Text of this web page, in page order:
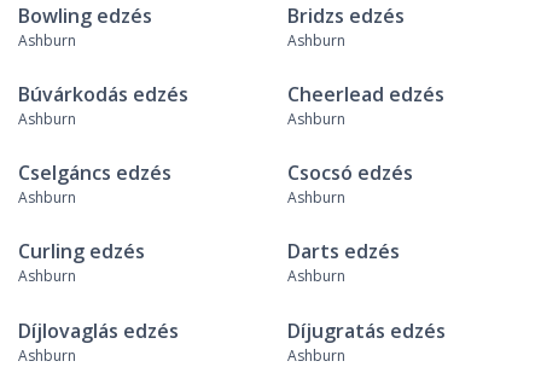
Bowling edzés
Ashburn
Bridzs edzés
Ashburn
Búvárkodás edzés
Ashburn
Cheerlead edzés
Ashburn
Cselgáncs edzés
Ashburn
Csocsó edzés
Ashburn
Curling edzés
Ashburn
Darts edzés
Ashburn
Díjlovaglás edzés
Ashburn
Díjugratás edzés
Ashburn